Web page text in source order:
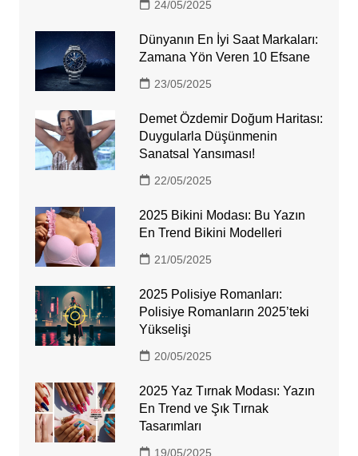
24/05/2025
Dünyanın En İyi Saat Markaları:
Zamana Yön Veren 10 Efsane
23/05/2025
Demet Özdemir Doğum Haritası:
Duygularla Düşünmenin
Sanatsal Yansıması!
22/05/2025
2025 Bikini Modası: Bu Yazın
En Trend Bikini Modelleri
21/05/2025
2025 Polisiye Romanları:
Polisiye Romanların 2025’teki
Yükselişi
20/05/2025
2025 Yaz Tırnak Modası: Yazın
En Trend ve Şık Tırnak
Tasarımları
19/05/2025